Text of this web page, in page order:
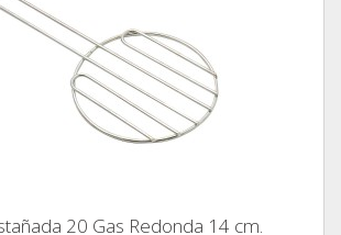
20 Gas Redonda 14 cm.